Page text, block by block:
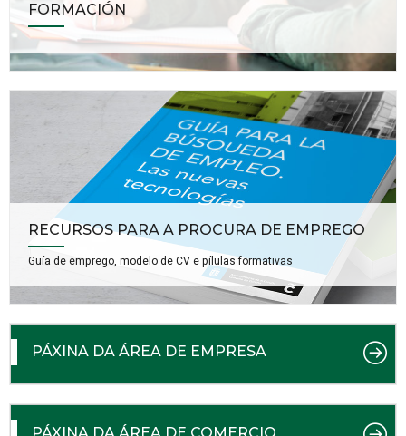
FORMACIÓN
RECURSOS PARA A PROCURA DE EMPREGO
Guía de emprego, modelo de CV e pílulas formativas
PÁXINA DA ÁREA DE EMPRESA